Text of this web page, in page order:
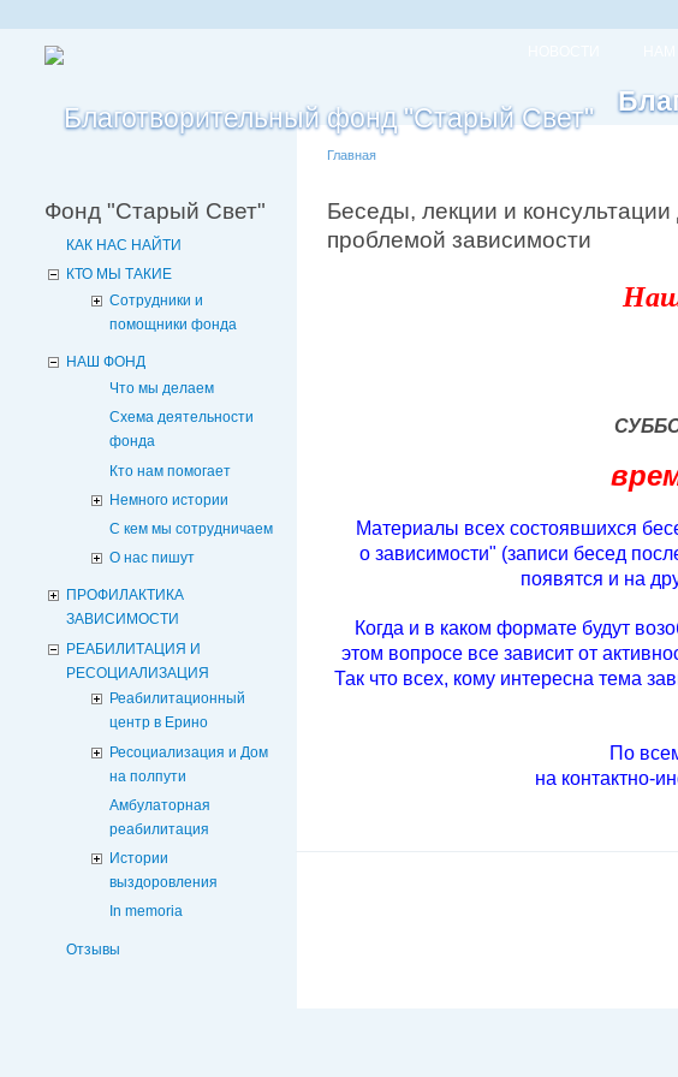
Фонд "Старый Свет"
КАК НАС НАЙТИ
КТО МЫ ТАКИЕ
Сотрудники и
помощники фонда
НАШ ФОНД
Что мы делаем
Схема деятельности
фонда
Кто нам помогает
Немного истории
С кем мы сотрудничаем
О нас пишут
ПРОФИЛАКТИКА
ЗАВИСИМОСТИ
РЕАБИЛИТАЦИЯ И
РЕСОЦИАЛИЗАЦИЯ
Реабилитационный
центр в Ерино
Ресоциализация и Дом
на полпути
Амбулаторная
реабилитация
Истории
выздоровления
In memoria
Отзывы
Главная
Беседы, лекции и
проблемой зависимости
Материалы всех состоявшихся
о зависимости" (записи бесед
появятся и на
Когда и в каком формате будут
этом вопросе все зависит от
Так что всех, кому интересна тема
По
на контактно-